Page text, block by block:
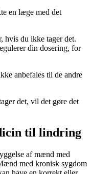
en læge med det
hvis du ikke tager det.
din dosering, for
anbefales til de andre
det, vil det gøre det
til lindring
af mænd med
med kronisk sygdom